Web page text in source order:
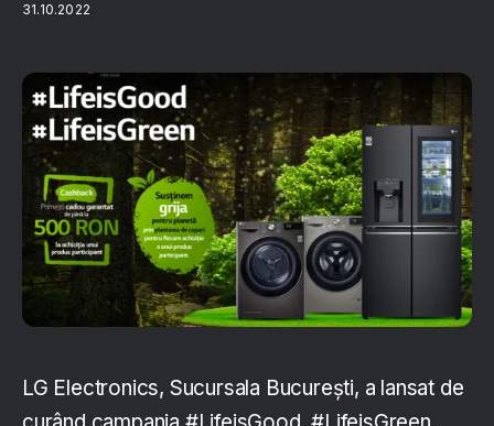
31.10.2022
LG Electronics, Sucursala București, a lansat de